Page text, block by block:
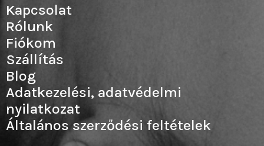
Kapcsolat
Rólunk
Fiókom
Szállítás
Blog
Adatkezelési, adatvédelmi
nyilatkozat
Általános szerződési feltételek